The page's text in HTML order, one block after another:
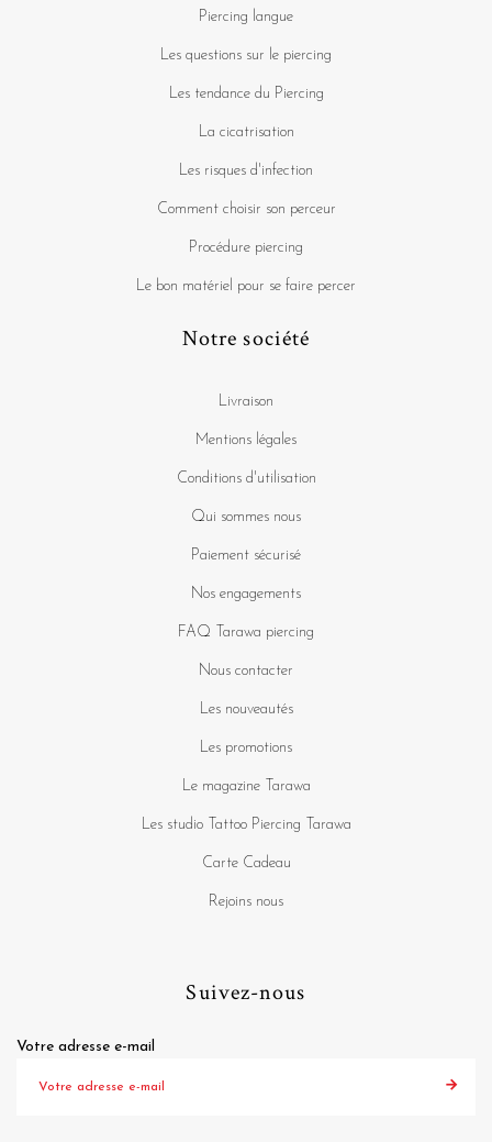
Piercing langue
Les questions sur le piercing
Les tendance du Piercing
La cicatrisation
Les risques d'infection
Comment choisir son perceur
Procédure piercing
Le bon matériel pour se faire percer
Notre société
Livraison
Mentions légales
Conditions d'utilisation
Qui sommes nous
Paiement sécurisé
Nos engagements
FAQ Tarawa piercing
Nous contacter
Les nouveautés
Les promotions
Le magazine Tarawa
Les studio Tattoo Piercing Tarawa
Carte Cadeau
Rejoins nous
Suivez-nous
Votre adresse e-mail